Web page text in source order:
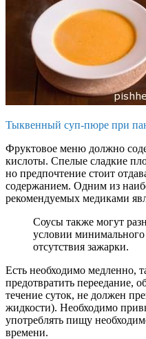
Тыквенный суп-пюре при
Фруктовое меню должно
кислоты. Спелые сладкие
но предпочтение стоит
содержанием. Одним из
рекомендуемых медиками
Соусы также могут
условии
отсутствия зажарки.
Есть необходимо медленно,
предотвратить переедание,
течение суток, не должен
жидкости). Необходимо
употреблять пищу
времени.